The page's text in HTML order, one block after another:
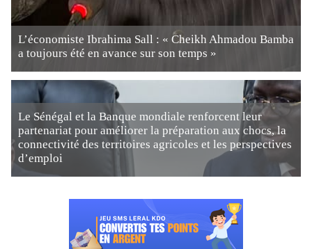
L’économiste Ibrahima Sall : « Cheikh Ahmadou Bamba
a toujours été en avance sur son temps »
Le Sénégal et la Banque mondiale renforcent leur
partenariat pour améliorer la préparation aux chocs, la
connectivité des territoires agricoles et les perspectives
d’emploi